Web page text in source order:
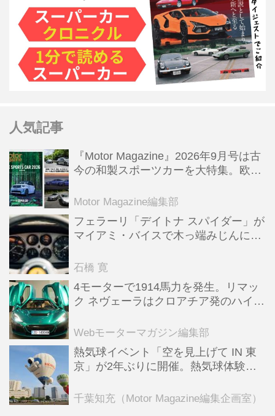
人気記事
『Motor Magazine』2026年9月号は古
今の和製スポーツカーを大特集。欧州
Motor Magazine編集部
フェラーリ「デイトナ スパイダー」が
マイアミ・バイスで木っ端みじんにな
石橋 寛
4モーターで1914馬力を発生。リマッ
ク ネヴェーラはクロアチア発のハイパ
全版／115】
Webモーターマガジン編集部
熱気球イベント「空を見上げて IN 東
京」が2年ぶりに開催。熱気球体験搭
ンテンツも
千葉知充（Motor Magazine編集企画室）